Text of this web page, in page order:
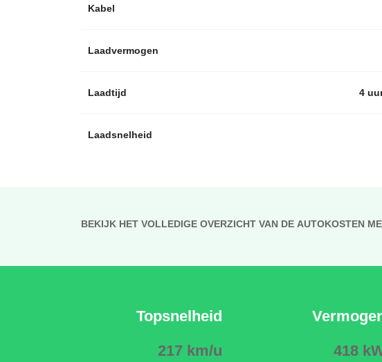
Kabel
Laadvermogen
Laadtijd 4
Laadsnelheid
BEKIJK HET VOLLEDIGE OVERZICHT VAN DE AUTOKOSTEN
Topsnelheid
217 km/u
418